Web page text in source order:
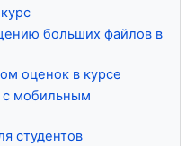
больших файлов в
оценок в курсе
с мобильным
студентов